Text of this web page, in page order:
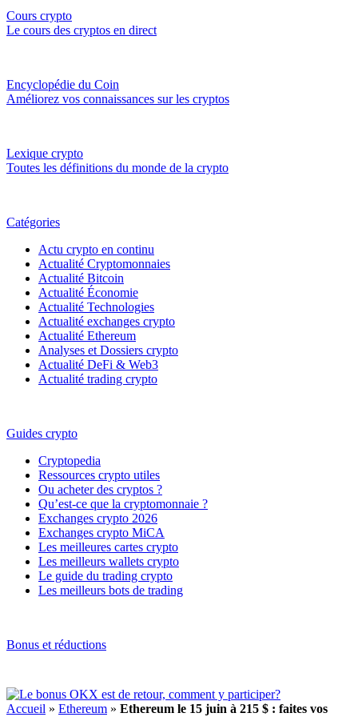
Cours crypto
Le cours des cryptos en direct
Encyclopédie du Coin
Améliorez vos connaissances sur les cryptos
Lexique crypto
Toutes les définitions du monde de la crypto
Catégories
Actu crypto en continu
Actualité Cryptomonnaies
Actualité Bitcoin
Actualité Économie
Actualité Technologies
Actualité exchanges crypto
Actualité Ethereum
Analyses et Dossiers crypto
Actualité DeFi & Web3
Actualité trading crypto
Guides crypto
Cryptopedia
Ressources crypto utiles
Ou acheter des cryptos ?
Qu’est-ce que la cryptomonnaie ?
Exchanges crypto 2026
Exchanges crypto MiCA
Les meilleures cartes crypto
Les meilleurs wallets crypto
Le guide du trading crypto
Les meilleurs bots de trading
Bonus et réductions
Accueil » Ethereum » Ethereum le 15 juin à 215 $ : faites vos